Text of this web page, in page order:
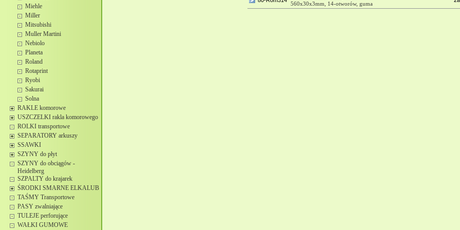
Miehle
Miller
Mitsubishi
Muller Martini
Nebiolo
Planeta
Roland
Rotaprint
Ryobi
Sakurai
Solna
RAKLE komorowe
USZCZELKI rakla komorowego
ROLKI transportowe
SEPARATORY arkuszy
SSAWKI
SZYNY do płyt
SZYNY do obciągów -
Heidelberg
SZPALTY do krajarek
ŚRODKI SMARNE ELKALUB
TAŚMY Transportowe
PASY zwalniające
TULEJE perforujące
WAŁKI GUMOWE
560x30x3mm, 14-otworów, guma